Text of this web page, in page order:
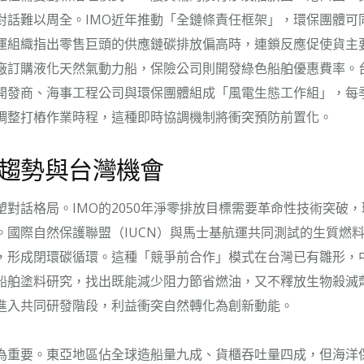
話難以周全。IMO近年推動「全鏈條責任框架」，環保團體可
組織指出零售巨頭的供應鏈碳排放偏高時，連鎖反應促使貨主
訂購液化天然氣動力船，保險公司則開發綠色船舶優惠費率。
發商、海事工程公司與環保團體組成「風電生態工作組」，每
整打樁作業時程，這種即時協調機制將衝突預防前置化。
勢與台灣機會
對話格局。IMO的2050年淨零排放目標需要革命性技術突破
國際自然保護聯盟（IUCN）與馬士基航運共同測試的生質燃
形成閉環碳循環。這種「競爭前合作」模式在台灣已有雛形，
舶塗料研究，找出既能減少阻力節省燃油，又不釋放生物殺滅
入共同研發階段，利益衝突自然轉化為創新動能。
重要。東亞地區佔全球造船量九成、貨櫃吞吐量四成，但海洋